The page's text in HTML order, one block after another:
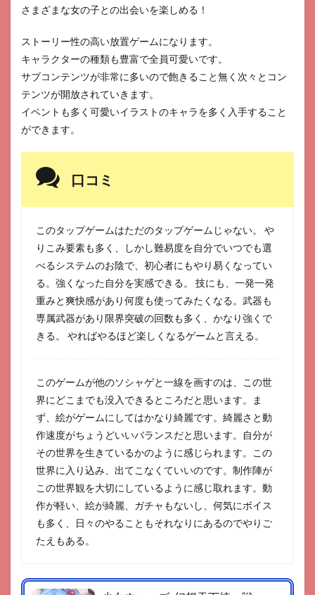
さまざまな女の子との出会いを楽しめる！
ストーリー性の高い放置ゲームになります。
キャラクターの種類も豊富で全員可愛いです。
サブコンテンツが非常に多いので飽きること無く次々とコン
テンツが開放されていきます。
イベントも多く可愛いイラストのキャラを多く入手すること
ができます。
口コミ
このタップゲームはただのタップゲームじゃない。 や
りこみ要素も多く、しかし難易度を自分でいつでも選
べるシステムのお陰で、初心者にもやり易くなってい
る。強くなった自分を実感できる。 技にも、一発一発
重みと爽快感があり何度も使ってみたくなる。武器も
専属武器があり限界突破の回数も多く、かなり強くで
きる。 やればやるほど楽しくなるゲームと言える。
このゲームが他のソシャゲと一線を画すのは、この世
界にどこまでも没入できるところだと思います。ま
ず、絵がゲームにしてはかなり綺麗です。綺麗さと動
作速度がちょうどいいバランスだと思います。自分が
その世界を生きているかのように感じられます。この
世界に入り込み、出てこなくていいのです。制作陣が
この世界観を大切にしているように感じ取れます。動
作が軽い、絵が綺麗、ガチャもないし、何気にボイス
も多く、日々のやることもそれなりにあるのでやりご
たえもある。